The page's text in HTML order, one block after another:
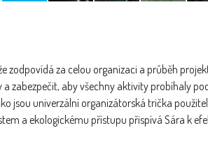
zodpovídá za celou organizaci a průběh
zabezpečit, aby všechny aktivity probíhaly
jsou univerzální organizátorská trička
a ekologickému přístupu přispívá Sára k